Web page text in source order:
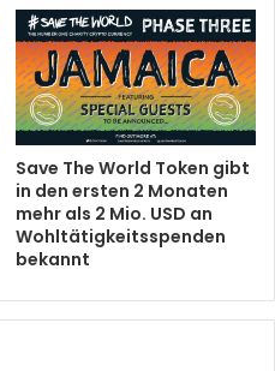
Save The World Token gibt
in den ersten 2 Monaten
mehr als 2 Mio. USD an
Wohltätigkeitsspenden
bekannt